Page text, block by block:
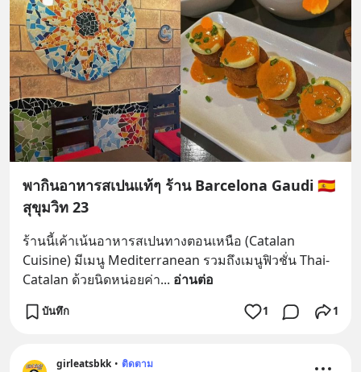
พากินอาหารสเปนแท้ๆ ร้าน Barcelona Gaudi 🇪🇸
สุขุมวิท 23
ร้านนี้เค้าเน้นอาหารสเปนทางตอนเหนือ (Catalan
Cuisine) มีเมนู Mediterranean รวมถึงเมนูฟิวชั่น Thai-
Catalan ด้วยนิดหน่อยค่า... อ่านต่อ
บันทึก 1 1
girleatsbkk • ติดตาม